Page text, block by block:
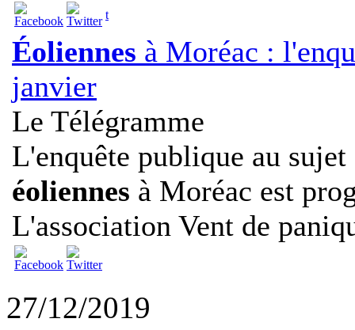
t
Éoliennes à Moréac :
janvier
Le Télégramme
L'enquête publique au
éoliennes à Moréac est
L'association Vent de
27/12/2019